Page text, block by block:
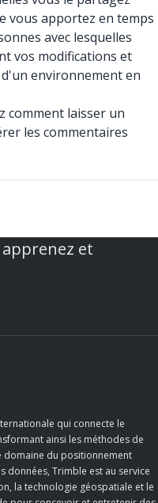
vous apportez en temps
avec lesquelles
vos modifications et
environnement en
comment laisser un
les commentaires
apprenez et
qui connecte le
ainsi les méthodes de
domaine du positionnement
données, Trimble est au service
la technologie géospatiale et le